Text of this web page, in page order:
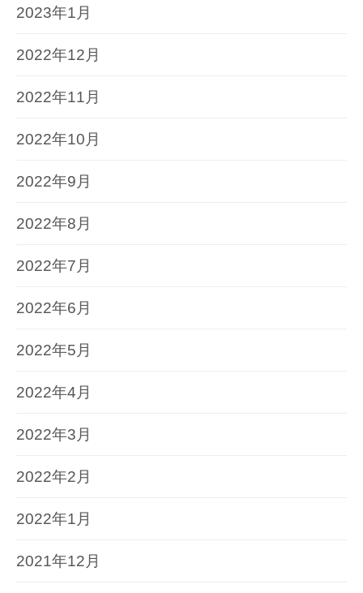
2023年1月
2022年12月
2022年11月
2022年10月
2022年9月
2022年8月
2022年7月
2022年6月
2022年5月
2022年4月
2022年3月
2022年2月
2022年1月
2021年12月